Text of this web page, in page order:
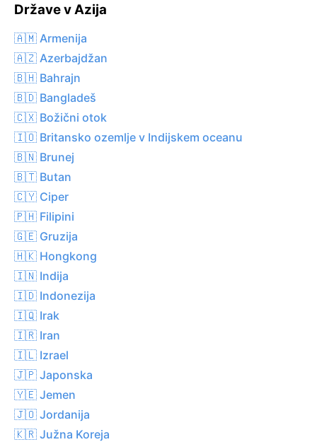
Države v Azija
🇦🇲 Armenija
🇦🇿 Azerbajdžan
🇧🇭 Bahrajn
🇧🇩 Bangladeš
🇨🇽 Božični otok
🇮🇴 Britansko ozemlje v Indijskem oceanu
🇧🇳 Brunej
🇧🇹 Butan
🇨🇾 Ciper
🇵🇭 Filipini
🇬🇪 Gruzija
🇭🇰 Hongkong
🇮🇳 Indija
🇮🇩 Indonezija
🇮🇶 Irak
🇮🇷 Iran
🇮🇱 Izrael
🇯🇵 Japonska
🇾🇪 Jemen
🇯🇴 Jordanija
🇰🇷 Južna Koreja